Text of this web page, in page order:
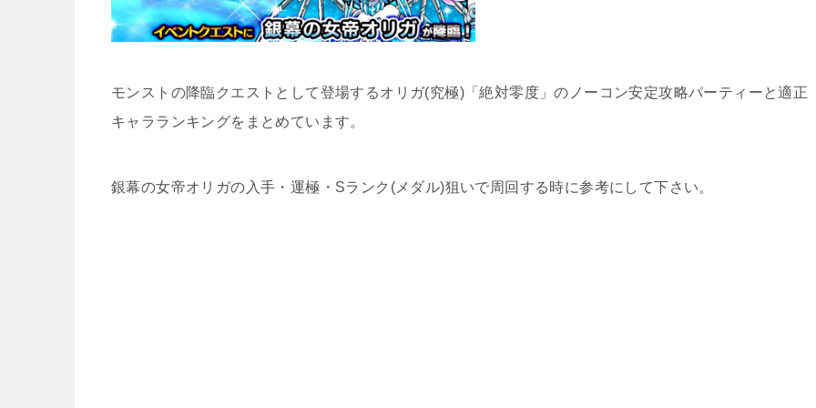
モンストの降臨クエストとして登場するオリガ(究極)「絶対零度」のノーコン安定攻略パーティーと適正
キャラランキングをまとめています。
銀幕の女帝オリガの入手・運極・Sランク(メダル)狙いで周回する時に参考にして下さい。